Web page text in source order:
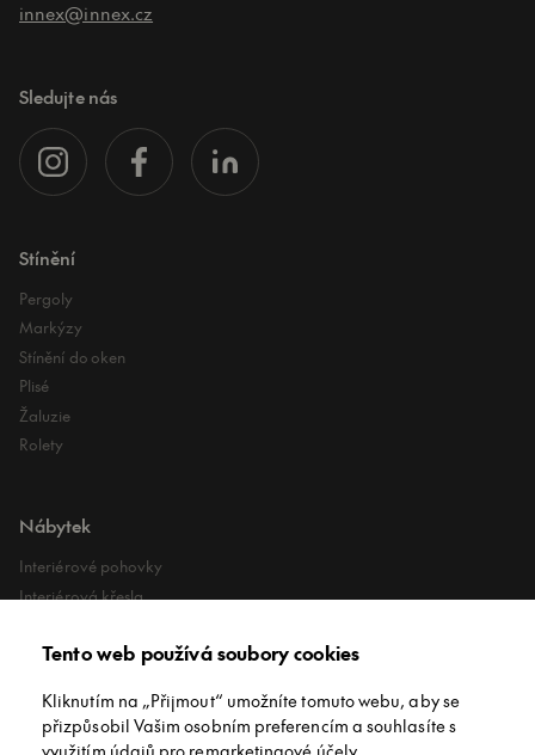
innex@innex.cz
Sledujte nás
Stínění
Pergoly
Markýzy
Stínění do oken
Plisé
Žaluzie
Rolety
Nábytek
Interiérové pohovky
Interiérová křesla
Lehátka
Exteriérové pufy
Tento web používá soubory cookies
Kliknutím na „Přijmout“ umožníte tomuto webu, aby se
přizpůsobil Vašim osobním preferencím a souhlasíte s
využitím údajů pro remarketingové účely.